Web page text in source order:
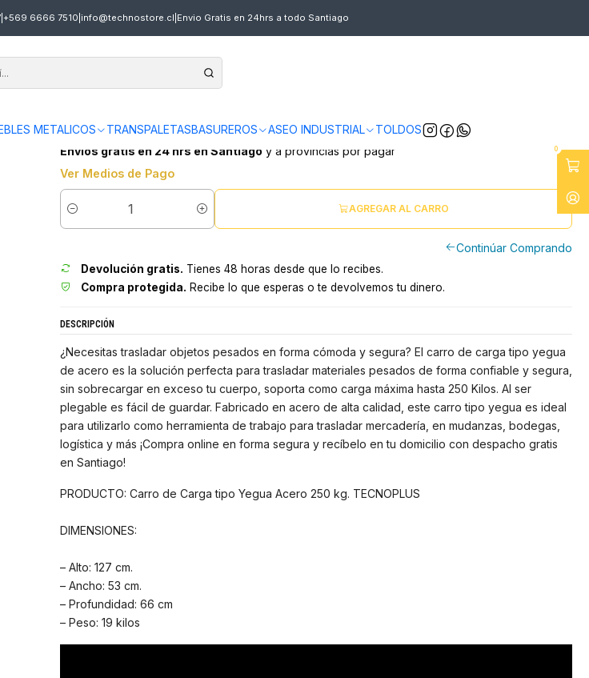
METALICOS TRANSPALETASBASUREROS ASEO INDUSTRIAL TOLDOS
0
| +569 6666 7510 info@technostore.cl Envio Gratis en 24hrs a todo Santiago
CARRO DE CARGA YEGUA ACERO MAXI 250 KG
en3 x $42.997 sin interés
Envíos gratis en 24 hrs en Santiago y a provincias por pagar
Ver Medios de Pago
Cantidad
AGREGAR AL CARRO
Continúar Comprando
Devolución gratis. Tienes 48 horas desde que lo recibes.
Compra protegida. Recibe lo que esperas o te devolvemos tu dinero.
DESCRIPCIÓN
¿Necesitas trasladar objetos pesados en forma cómoda y segura? El carro de carga tipo yegua
de acero es la solución perfecta para trasladar materiales pesados de forma confiable y segura,
sin sobrecargar en exceso tu cuerpo, soporta como carga máxima hasta 250 Kilos. Al ser
plegable es fácil de guardar. Fabricado en acero de alta calidad, este carro tipo yegua es ideal
para utilizarlo como herramienta de trabajo para trasladar mercadería, en mudanzas, bodegas,
logística y más ¡Compra online en forma segura y recíbelo en tu domicilio con despacho gratis
en Santiago!
PRODUCTO: Carro de Carga tipo Yegua Acero 250 kg. TECNOPLUS
DIMENSIONES:
– Alto: 127 cm.
– Ancho: 53 cm.
– Profundidad: 66 cm
– Peso: 19 kilos